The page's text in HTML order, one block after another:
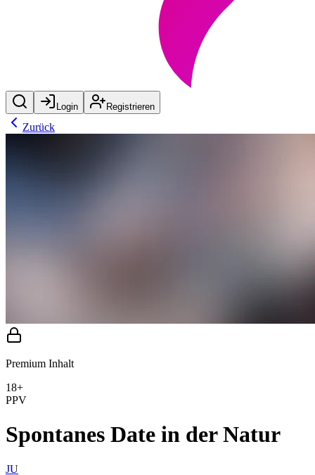
Login Registrieren
Zurück
Premium Inhalt
18+
PPV
Spontanes Date in der Natur
JU